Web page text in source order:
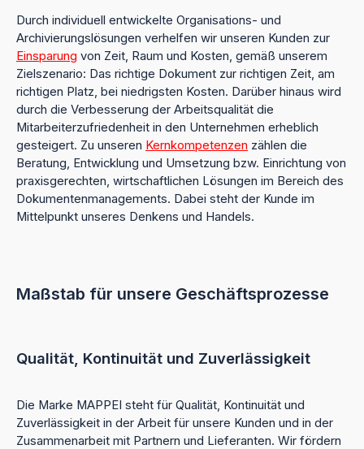
Durch individuell entwickelte Organisations- und
Archivierungslösungen verhelfen wir unseren Kunden zur
Einsparung von Zeit, Raum und Kosten, gemäß unserem
Zielszenario: Das richtige Dokument zur richtigen Zeit, am
richtigen Platz, bei niedrigsten Kosten. Darüber hinaus wird
durch die Verbesserung der Arbeitsqualität die
Mitarbeiterzufriedenheit in den Unternehmen erheblich
gesteigert. Zu unseren Kernkompetenzen zählen die
Beratung, Entwicklung und Umsetzung bzw. Einrichtung von
praxisgerechten, wirtschaftlichen Lösungen im Bereich des
Dokumentenmanagements. Dabei steht der Kunde im
Mittelpunkt unseres Denkens und Handels.
Maßstab für unsere Geschäftsprozesse
Qualität, Kontinuität und Zuverlässigkeit
Die Marke MAPPEI steht für Qualität, Kontinuität und
Zuverlässigkeit in der Arbeit für unsere Kunden und in der
Zusammenarbeit mit Partnern und Lieferanten. Wir fördern